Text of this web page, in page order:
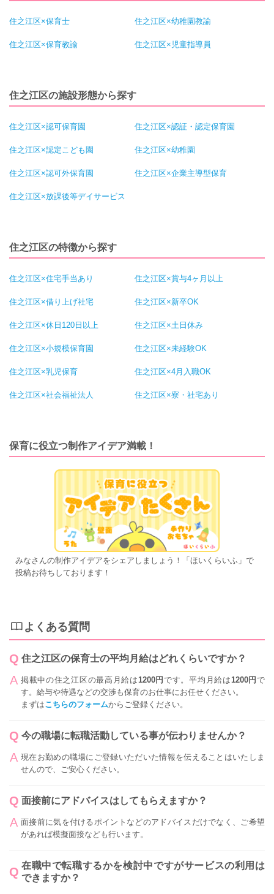
住之江区×保育士 住之江区×幼稚園教諭
住之江区×保育教諭 住之江区×児童指導員
住之江区の施設形態から探す
住之江区×認可保育園 住之江区×認証・認定保育園
住之江区×認定こども園 住之江区×幼稚園
住之江区×認可外保育園 住之江区×企業主導型保育
住之江区×放課後等デイサービス
住之江区の特徴から探す
住之江区×住宅手当あり 住之江区×賞与4ヶ月以上
住之江区×借り上げ社宅 住之江区×新卒OK
住之江区×休日120日以上 住之江区×土日休み
住之江区×小規模保育園 住之江区×未経験OK
住之江区×乳児保育 住之江区×4月入職OK
住之江区×社会福祉法人 住之江区×寮・社宅あり
保育に役立つ制作アイデア満載！
みなさんの制作アイデアをシェアしましょう！「ほいくらいふ」で
投稿お待ちしております！
よくある質問
住之江区の保育士の平均月給はどれくらいですか？
掲載中の住之江区の最高月給は1200円です。平均月給は1200円で
す。給与や待遇などの交渉も保育のお仕事にお任せください。
まずはこちらのフォームからご登録ください。
今の職場に転職活動している事が伝わりませんか？
現在お勤めの職場にご登録いただいた情報を伝えることはいたしま
せんので、ご安心ください。
面接前にアドバイスはしてもらえますか？
面接前に気を付けるポイントなどのアドバイスだけでなく、ご希望
があれば模擬面接なども行います。
在職中で転職するかを検討中ですがサービスの利用は
できますか？